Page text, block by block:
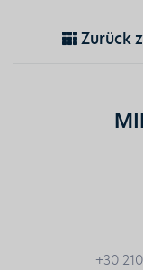
Zurück
+30